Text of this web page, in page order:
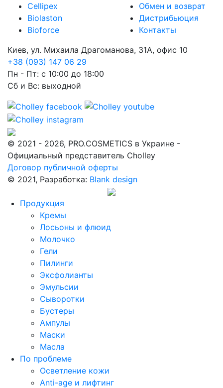
Cellipex
Biolaston
Bioforce
Обмен и возврат
Дистрибьюция
Контакты
Киев, ул. Михаила Драгоманова, 31А, офис 10
+38 (093) 147 06 29
Пн - Пт: с 10:00 до 18:00
Сб и Вс: выходной
© 2021 - 2026, PRO.COSMETICS в Украине -
Официальный представитель Cholley
Договор публичной оферты
© 2021, Разработка: Blank design
Продукция
Кремы
Лосьоны и флюид
Молочко
Гели
Пилинги
Эксфолианты
Эмульсии
Сыворотки
Бустеры
Ампулы
Маски
Масла
По проблеме
Осветление кожи
Anti-age и лифтинг